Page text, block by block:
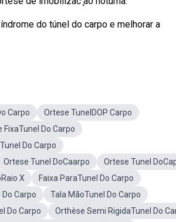
do túnel do carpo e melhorar a
Carpo
Ortese TunelDOP Carpo
FixaTunel Do Carpo
Do Carpo
Ortese Tunel DoCaarpo
Ortese Tunel
X
Faixa ParaTunel Do Carpo
Carpo
Tala MãoTunel Do Carpo
Do Carpo
Orthèse Semi RigidaTunel Do